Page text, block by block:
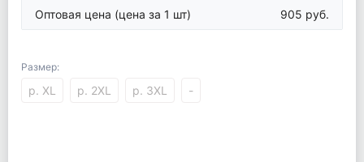
Оптовая цена (цена за 1 шт) 905 руб.
Размер:
р. XL р. 2XL р. 3XL -